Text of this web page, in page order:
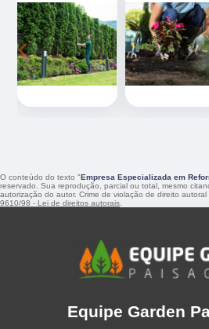
‹
O conteúdo do texto "Empresa Especializada em
reservado. Sua reprodução, parcial ou total, mesmo
autorização do autor. Crime de violação de direito
9610/98 - Lei de direitos autorais
Equipe Garden